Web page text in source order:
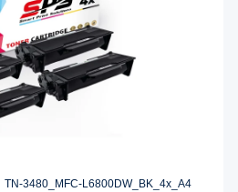
TN-3480_MFC-L6800DW_BK_4x_A4